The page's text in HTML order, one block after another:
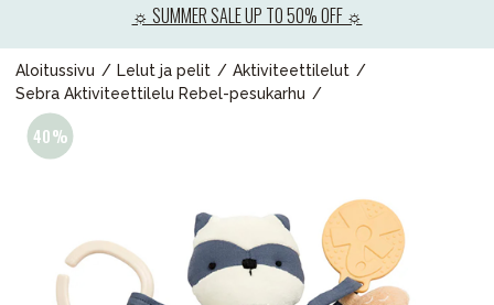
☼ SUMMER SALE UP TO 50% OFF ☼
Aloitussivu Lelut ja pelit
Aktiviteettilelut
Sebra Aktiviteettilelu Rebel-pesukarhu
Lastenvaunut
Lasten turvaistuimet
Äiti & Isä
Huonekalut & vuodevaatteet